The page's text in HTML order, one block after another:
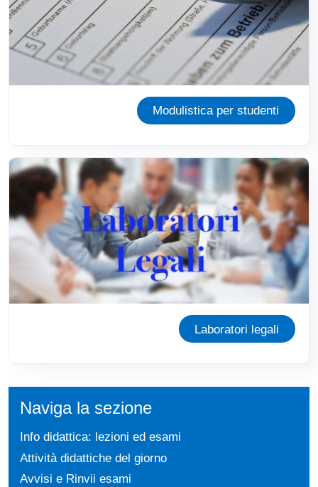
Modulistica per studenti
Immagine
Laboratori legali
Naviga la sezione
Info didattica: lezioni ed esami
Attività didattiche del giorno
Avvisi e Rinvii esami